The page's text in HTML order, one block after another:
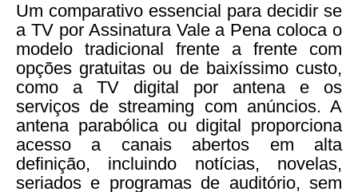
Um comparativo essencial para decidir se
a TV por Assinatura Vale a Pena coloca o
modelo tradicional frente a frente com
opções gratuitas ou de baixíssimo custo,
como a TV digital por antena e os
serviços de streaming com anúncios. A
antena parabólica ou digital proporciona
acesso a canais abertos em alta
definição, incluindo notícias, novelas,
seriados e programas de auditório, sem